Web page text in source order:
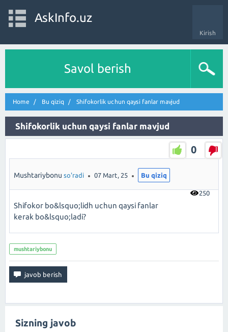
Kirish
AskInfo.uz
Savol berish
Home Bu qiziq Shifokorlik uchun qaysi fanlar mavjud
Shifokorlik uchun qaysi fanlar mavjud
0
250
Mushtariybonu so'radi 07 Mart, 25 Bu qiziq
Shifokor bo&lsquo;lidh uchun qaysi fanlar
kerak bo&lsquo;ladi?
mushtariybonu
Sizning javob